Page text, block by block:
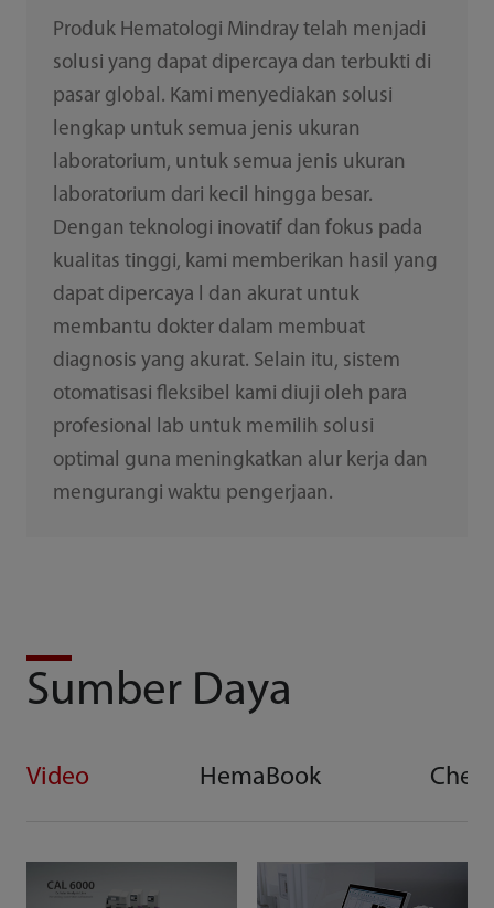
Produk Hematologi Mindray telah menjadi
solusi yang dapat dipercaya dan terbukti di
pasar global. Kami menyediakan solusi
lengkap untuk semua jenis ukuran
laboratorium, untuk semua jenis ukuran
laboratorium dari kecil hingga besar.
Dengan teknologi inovatif dan fokus pada
kualitas tinggi, kami memberikan hasil yang
dapat dipercaya l dan akurat untuk
membantu dokter dalam membuat
diagnosis yang akurat. Selain itu, sistem
otomatisasi fleksibel kami diuji oleh para
profesional lab untuk memilih solusi
optimal guna meningkatkan alur kerja dan
mengurangi waktu pengerjaan.
Sumber Daya
Video HemaBook